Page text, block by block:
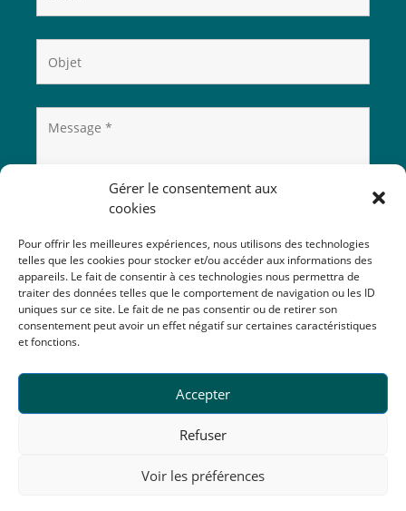
Gérer le consentement aux
cookies
Pour offrir les meilleures expériences, nous utilisons des technologies
telles que les cookies pour stocker et/ou accéder aux informations des
appareils. Le fait de consentir à ces technologies nous permettra de
traiter des données telles que le comportement de navigation ou les ID
uniques sur ce site. Le fait de ne pas consentir ou de retirer son
consentement peut avoir un effet négatif sur certaines caractéristiques
et fonctions.
Accepter
Refuser
Voir les préférences